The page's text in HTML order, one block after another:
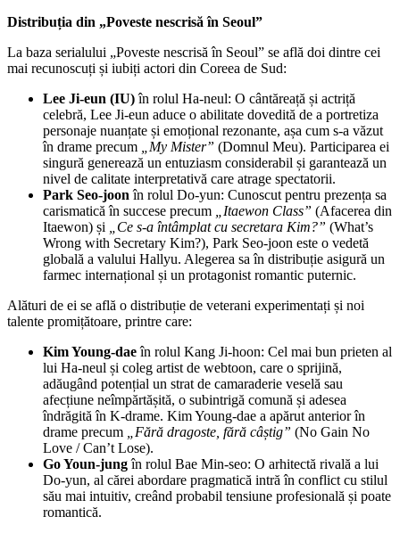
Distribuția din „Poveste nescrisă în Seoul”
La baza serialului „Poveste nescrisă în Seoul” se află doi dintre cei
mai recunoscuți și iubiți actori din Coreea de Sud:
Lee Ji-eun (IU)în rolul Ha-neul: O cântăreață și actriță
celebră, Lee Ji-eun aduce o abilitate dovedită de a portretiza
personaje nuanțate și emoțional rezonante, așa cum s-a văzut
în drame precum
„My Mister” (Domnul Meu). Participarea ei
singură generează un entuziasm considerabil și garantează un
nivel de calitate interpretativă care atrage spectatorii.
Park Seo-joon în rolul Do-yun: Cunoscut pentru prezența sa
carismatică în succese precum
„Itaewon Class” (Afacerea din
Itaewon) și
„Ce s-a întâmplat cu secretara Kim?” (What’s
Wrong with Secretary Kim?), Park Seo-joon este o vedetă
globală a valului Hallyu. Alegerea sa în distribuție asigură un
farmec internațional și un protagonist romantic puternic.
Alături de ei se află o distribuție de veterani experimentați și noi
talente promițătoare, printre care:
Kim Young-daeîn rolul Kang Ji-hoon: Cel mai bun prieten al
lui Ha-neul și coleg artist de webtoon, care o sprijină,
adăugând potențial un strat de camaraderie veselă sau
afecțiune neîmpărtășită, o subintrigă comună și adesea
îndrăgită în K-drame. Kim Young-dae a apărut anterior în
drame precum
„Fără dragoste, fără câștig” (No Gain No
Love / Can’t Lose).
Go Youn-jungîn rolul Bae Min-seo: O arhitectă rivală a lui
Do-yun, al cărei abordare pragmatică intră în conflict cu stilul
său mai intuitiv, creând probabil tensiune profesională și poate
romantică.